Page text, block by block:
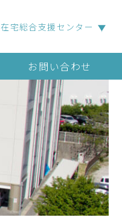
在宅総合支援センター
お問い合わせ